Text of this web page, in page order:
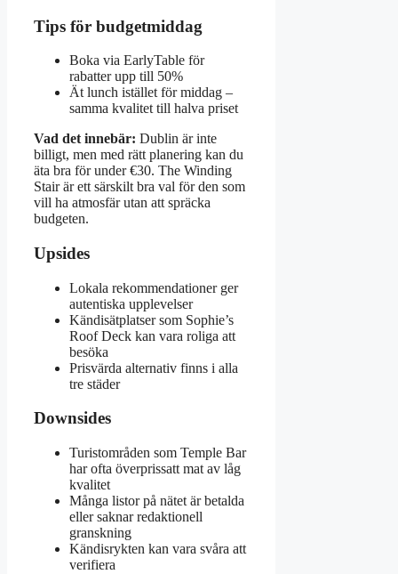
Tips för budgetmiddag
Boka via EarlyTable för
rabatter upp till 50%
Ät lunch istället för middag –
samma kvalitet till halva priset
Vad det innebär: Dublin är inte
billigt, men med rätt planering kan du
äta bra för under €30. The Winding
Stair är ett särskilt bra val för den som
vill ha atmosfär utan att spräcka
budgeten.
Upsides
Lokala rekommendationer ger
autentiska upplevelser
Kändisätplatser som Sophie’s
Roof Deck kan vara roliga att
besöka
Prisvärda alternativ finns i alla
tre städer
Downsides
Turistområden som Temple Bar
har ofta överprissatt mat av låg
kvalitet
Många listor på nätet är betalda
eller saknar redaktionell
granskning
Kändisrykten kan vara svåra att
verifiera